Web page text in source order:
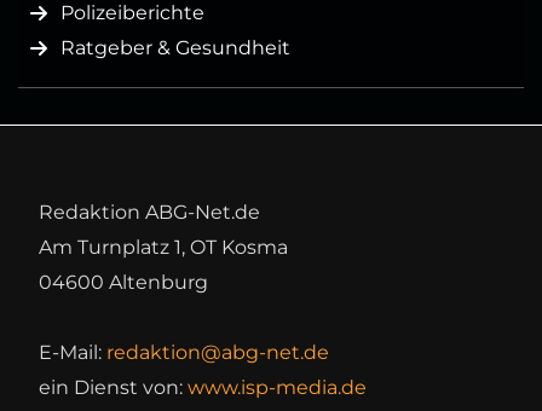
Polizeiberichte
Ratgeber & Gesundheit
Redaktion ABG-Net.de
Am Turnplatz 1, OT Kosma
04600 Altenburg
E-Mail: redaktion@abg-net.de
ein Dienst von: www.isp-media.de